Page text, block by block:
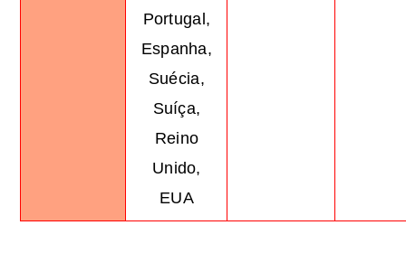
Portugal,
Espanha,
Suécia,
Suíça,
Reino
Unido,
EUA